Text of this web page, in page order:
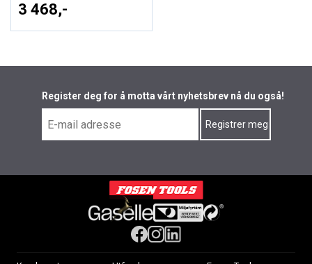
3 468,-
Register deg for å motta vårt nyhetsbrev nå du også!